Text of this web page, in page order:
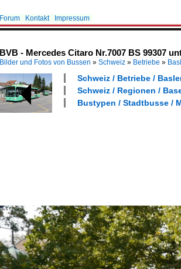
Forum Kontakt Impressum
BVB - Mercedes Citaro Nr.7007 BS 99307
Bilder und Fotos von Bussen » Schweiz » Betriebe »
Schweiz / Betriebe /
Schweiz / Regionen /
Bustypen / Stadtbusse /